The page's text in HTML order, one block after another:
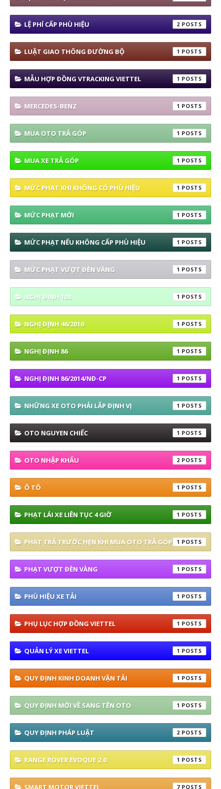
LỆ PHÍ CẤP PHÙ HIỆU 2
LUẬT GIAO THÔNG ĐƯỜNG BỘ 1
MẪU HỢP ĐỒNG VTRACKING VIETTEL 1
MERCEDES-BENZ 1
MUA OTO TRẢ GÓP 1
MUA XE TRẢ GÓP 1
MỨC PHẠT KHI KHÔNG CÓ PHÙ HIỆU 1
MỨC PHẠT MỚI 1
MỨC PHẠT NẾU KHÔNG CẤP PHÙ HIỆU 1
MỨC PHẠT VƯỢT ĐÈN VÀNG 1
NGHỊ ĐỊNH 108 1
NGHỊ ĐỊNH 46/2016 1
NGHỊ ĐỊNH 86 1
NGHỊ ĐỊNH 86/2014/NĐ-CP 1
NHỮNG XE OTO PHẢI LẮP ĐỊNH VỊ 1
OTO NGUYEN CHIẾC 1
OTO NHẬP KHẨU 2
Ô TÔ 1
PHẠT LÁI XE LIÊN TỤC 4 GIỜ 1
PHẠT TRẢ TRƯỚC HẸN KHI MUA OTO TRẢ GÓP 1
PHẠT VƯỢT ĐÈN VÀNG 1
PHÙ HIỆU XE TẢI 1
PHỤ LỤC HỢP ĐỒNG VIETTEL 1
QUẢN LÝ XE VIETTEL 1
QUY ĐỊNH KINH DOANH VẬN TẢI 1
QUY ĐỊNH MỚI VỀ SANG TÊN OTO 1
QUY ĐỊNH PHÁP LUẬT 2
RANGE ROVER EVOQUE 2.0 1
7